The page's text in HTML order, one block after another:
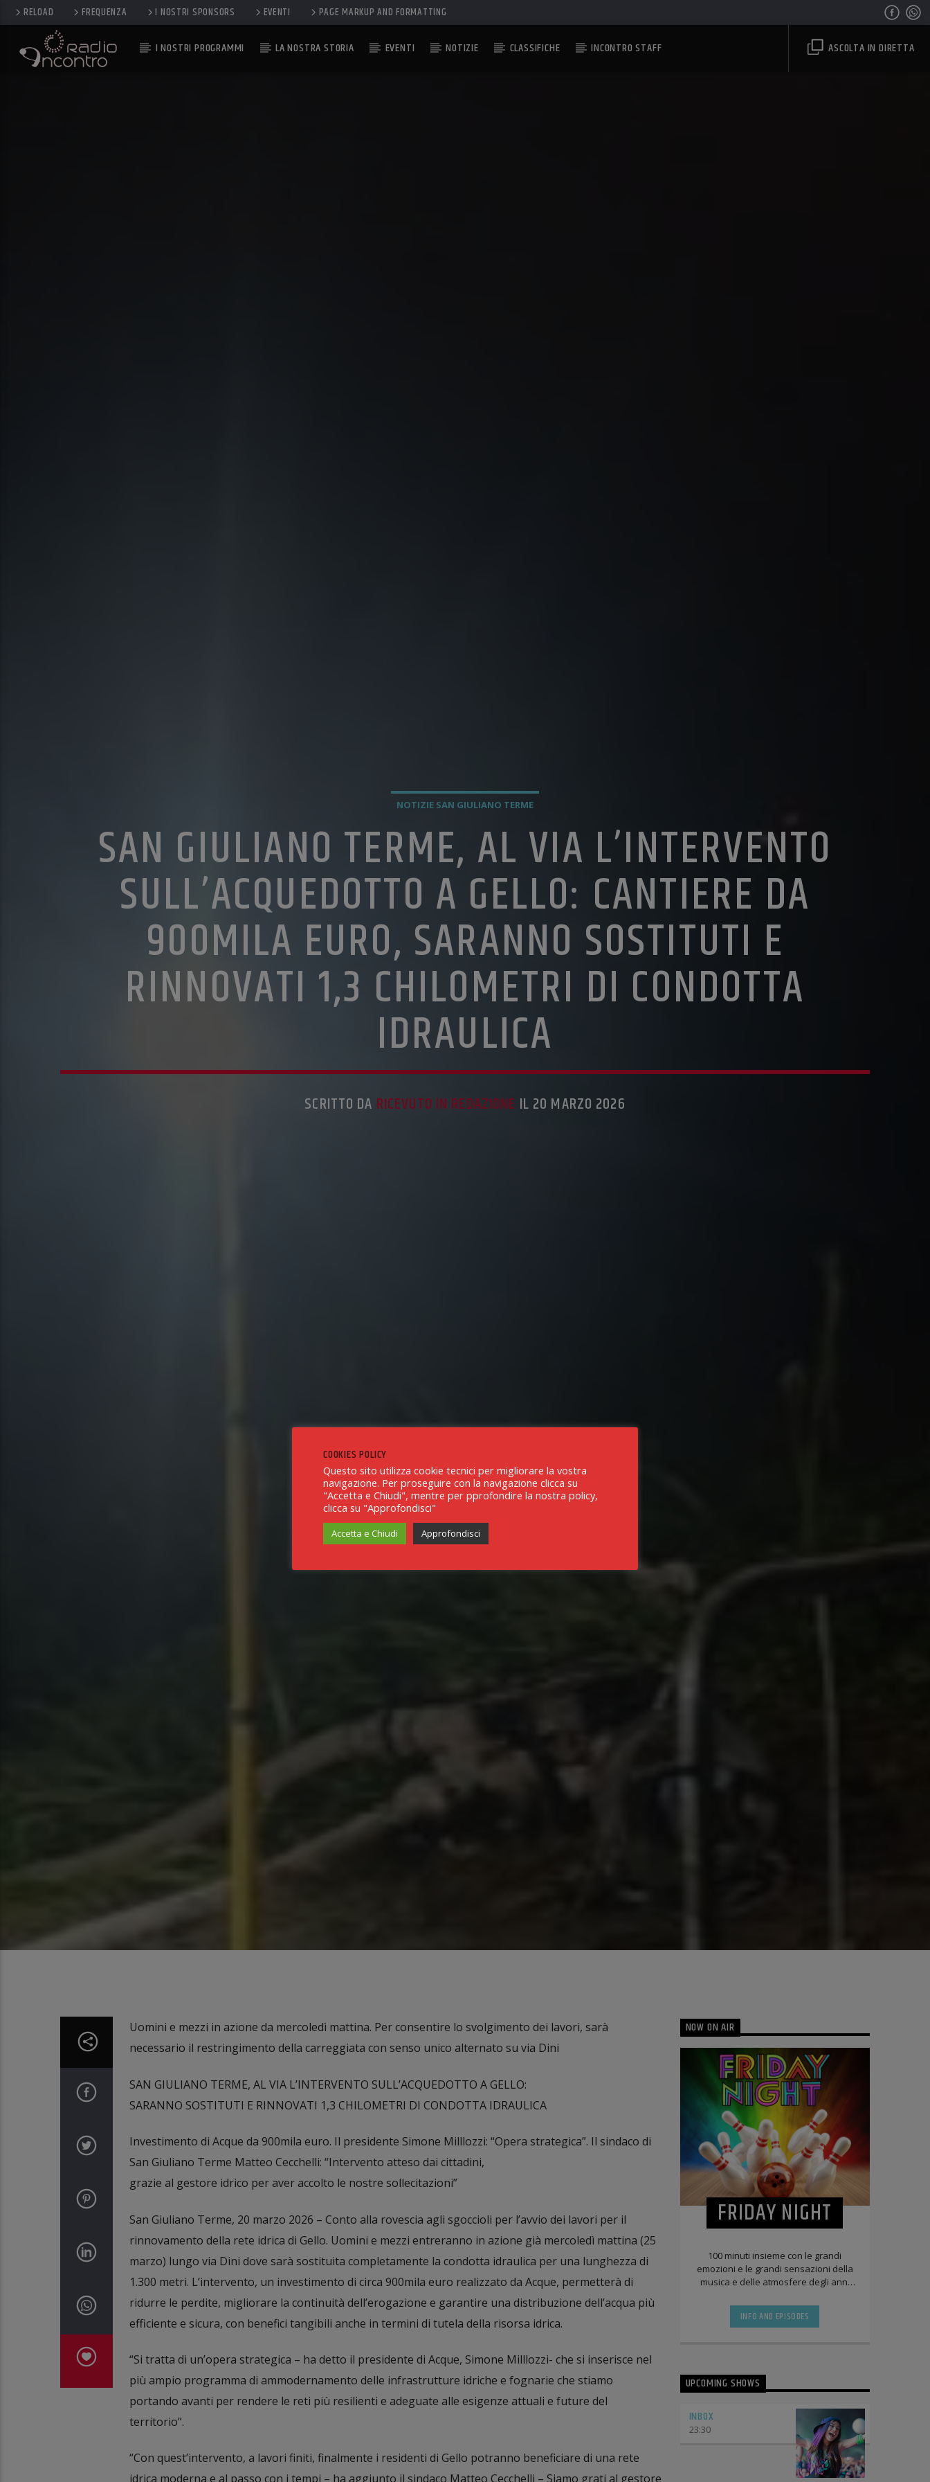
RELOAD FREQUENZA I NOSTRI SPONSORS EVENTI PAGE MARKUP AND FORMATTING
I NOSTRI PROGRAMMI LA NOSTRA STORIA EVENTI NOTIZIE CLASSIFICHE INCONTRO STAFF ASCOLTA IN DIRETTA
NOTIZIE SAN GIULIANO TERME
SAN GIULIANO TERME, AL VIA L’INTERVENTO
SULL’ACQUEDOTTO A GELLO: CANTIERE DA
900MILA EURO, SARANNO SOSTITUTI E
RINNOVATI 1,3 CHILOMETRI DI CONDOTTA
IDRAULICA
SCRITTO DA RICEVUTO IN REDAZIONE IL 20 MARZO 2026
Uomini e mezzi in azione da mercoledì mattina. Per consentire lo svolgimento dei lavori, sarà
necessario il restringimento della carreggiata con senso unico alternato su via Dini
SAN GIULIANO TERME, AL VIA L’INTERVENTO SULL’ACQUEDOTTO A GELLO:
SARANNO SOSTITUTI E RINNOVATI 1,3 CHILOMETRI DI CONDOTTA IDRAULICA
Investimento di Acque da 900mila euro. Il presidente Simone Milllozzi: “Opera strategica”. Il sindaco di
San Giuliano Terme Matteo Cecchelli: “Intervento atteso dai cittadini,
grazie al gestore idrico per aver accolto le nostre sollecitazioni”
San Giuliano Terme, 20 marzo 2026 – Conto alla rovescia agli sgoccioli per l’avvio dei lavori per il
rinnovamento della rete idrica di Gello. Uomini e mezzi entreranno in azione già mercoledì mattina (25
marzo) lungo via Dini dove sarà sostituita completamente la condotta idraulica per una lunghezza di
1.300 metri. L’intervento, un investimento di circa 900mila euro realizzato da Acque, permetterà di
ridurre le perdite, migliorare la continuità dell’erogazione e garantire una distribuzione dell’acqua più
efficiente e sicura, con benefici tangibili anche in termini di tutela della risorsa idrica.
“Si tratta di un’opera strategica – ha detto il presidente di Acque, Simone Milllozzi- che si inserisce nel
più ampio programma di ammodernamento delle infrastrutture idriche e fognarie che stiamo
portando avanti per rendere le reti più resilienti e adeguate alle esigenze attuali e future del
territorio”.
“Con quest’intervento, a lavori finiti, finalmente i residenti di Gello potranno beneficiare di una rete
idrica moderna e al passo con i tempi – ha aggiunto il sindaco Matteo Cecchelli – Siamo grati al gestore
NOW ON AIR
FRIDAY NIGHT
100 minuti insieme con le grandi
emozioni e le grandi sensazioni della
musica e delle atmosfere degli anni
INFO AND EPISODES
UPCOMING SHOWS
INBOX
23:30
COOKIES POLICY
Questo sito utilizza cookie tecnici per migliorare la vostra
navigazione. Per proseguire con la navigazione clicca su
"Accetta e Chiudi", mentre per pprofondire la nostra policy,
clicca su "Approfondisci"
Accetta e Chiudi Approfondisci